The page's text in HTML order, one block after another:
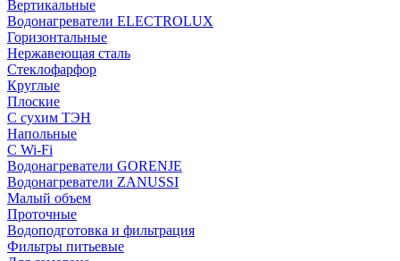
Вертикальные
Водонагреватели ELECTROLUX
Горизонтальные
Нержавеющая сталь
Стеклофарфор
Круглые
Плоские
С сухим ТЭН
Напольные
С Wi-Fi
Водонагреватели GORENJE
Водонагреватели ZANUSSI
Малый объем
Проточные
Водоподготовка и фильтрация
Фильтры питьевые